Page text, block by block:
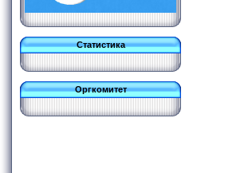
Статистика
Оргкомитет